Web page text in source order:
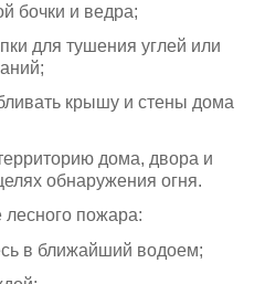
бочки и ведра;
для тушения углей или
крышу и стены дома
дома, двора и
обнаружения огня.
лесного пожара:
в ближайший водоем;